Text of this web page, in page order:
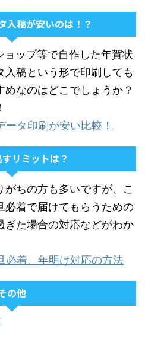
入稿が安いのは！？
ョップ等で自作した年賀状
入稿という形で印刷しても
めなのはどこでしょうか？
タ印刷が安い比較！
リミットは？
ちの方も多いですが、こ
必着で届けてもらうための
ぎた場合の対応などがわか
必着、年明け対応の方法
の他